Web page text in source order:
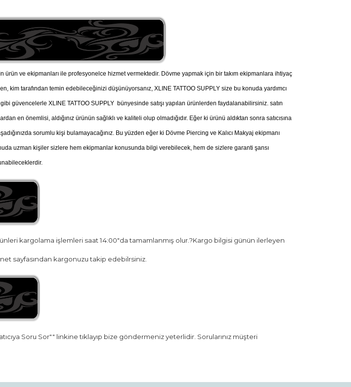
ürün ve ekipmanları ile profesyonelce hizmet vermektedir. Dövme yapmak için bir takım ekipmanlara ihtiyaç
tarafından temin edebileceğinizi düşünüyorsanız, XLINE TATTOO SUPPLY size bu konuda yardımcı
güvencelerle XLINE TATTOO SUPPLY bünyesinde satışı yapılan ürünlerden faydalanabilirsiniz. satın
en önemlisi, aldığınız ürünün sağlıklı ve kaliteli olup olmadığıdır. Eğer ki ürünü aldıktan sonra satıcısına
sorumlu kişi bulamayacağınız. Bu yüzden eğer ki Dövme Piercing ve Kalıcı Makyaj ekipmanı
uzman kişiler sizlere hem ekipmanlar konusunda bilgi verebilecek, hem de sizlere garanti şansı
kargolama işlemleri saat 14:00"da tamamlanmış olur.?Kargo bilgisi günün ilerleyen
sayfasından kargonuzu takip edebilrsiniz.
Soru Sor"" linkine tıklayıp bize göndermeniz yeterlidir. Sorularınız müşteri